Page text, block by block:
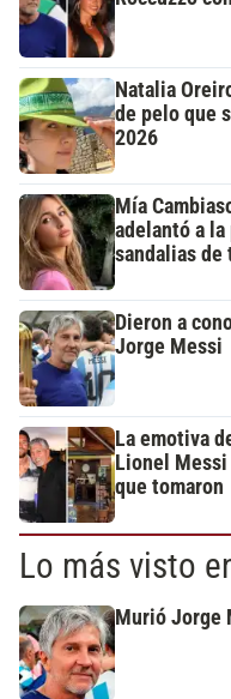
Natalia
de pelo que
2026
Mía
adelantó a
sandalias de
Dieron a
Jorge Messi
La emotiva
Lionel
que tomaron
Lo más visto
Murió Jorge